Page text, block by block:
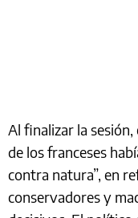
Al finalizar la
de los franceses
contra natura”, en
conservadores y